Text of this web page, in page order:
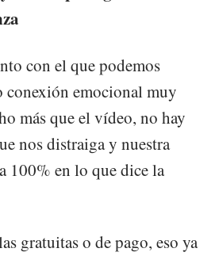
con el que podemos
conexión emocional muy
más que el vídeo, no hay
nos distraiga y nuestra
100% en lo que dice la
gratuitas o de pago, eso ya